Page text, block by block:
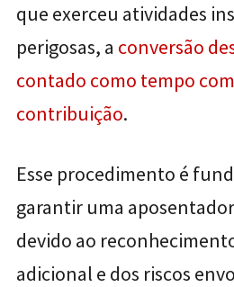
que exerceu atividades
perigosas, a conversão
contado como tempo
contribuição.
Esse procedimento é
garantir uma
devido ao
adicional e dos riscos